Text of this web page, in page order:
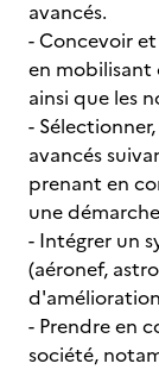
avancés.
- Concevoir
en mobilisant
ainsi que les
-
avancés
prenant en
une
- Intégrer un
(aéronef,
- Prendre en
société,